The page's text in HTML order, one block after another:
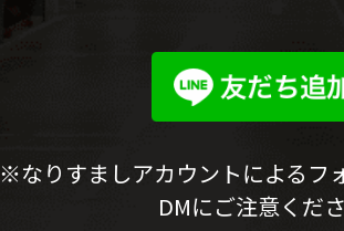
※なりすましアカウントによるフ
DMにご注意くだ